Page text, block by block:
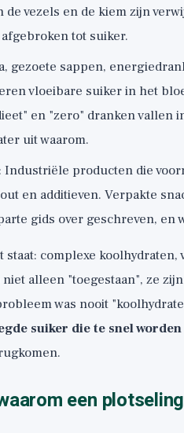
de vezels en de kiem zijn
tot suiker.
gezoete sappen,
vloeibare suiker in het
en "zero" dranken vallen
uit waarom.
: Industriële producten die
en additieven. Verpakte
gids over geschreven, en
staat: complexe
alleen "toegestaan", ze
was nooit
suiker die te snel
een